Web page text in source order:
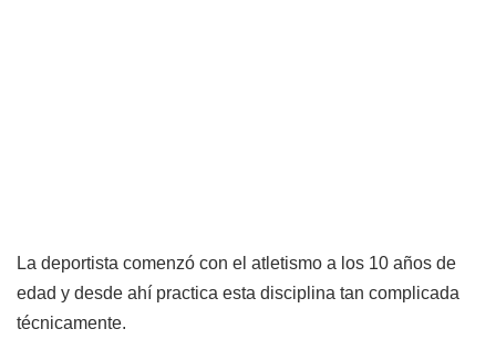
La deportista comenzó con el atletismo a los 10 años de
edad y desde ahí practica esta disciplina tan complicada
técnicamente.